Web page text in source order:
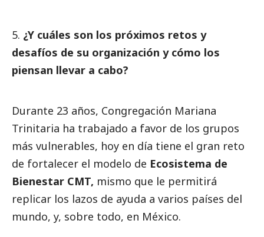
¿Y cuáles son los próximos retos y
desafíos de su organización y cómo los
piensan llevar a cabo?
Durante 23 años, Congregación Mariana
Trinitaria ha trabajado a favor de los grupos
más vulnerables, hoy en día tiene el gran reto
de fortalecer el modelo de Ecosistema de
Bienestar CMT, mismo que le permitirá
replicar los lazos de ayuda a varios países del
mundo, y, sobre todo, en México.